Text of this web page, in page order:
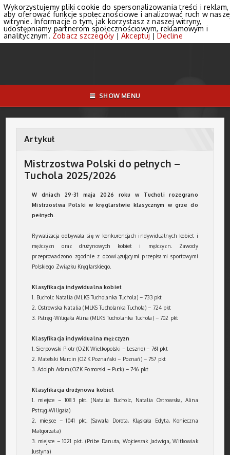
SHOW MENU
Artykuł
Mistrzostwa Polski do pełnych –
Tuchola 2025/2026
W dniach 29-31 maja 2026 roku w Tucholi rozegrano
Mistrzostwa Polski w kręglarstwie klasycznym w grze do
pełnych.
Rywalizacja odbywała się w konkurencjach indywidualnych kobiet i
mężczyzn oraz drużynowych kobiet i mężczyzn. Zawody
przeprowadzono zgodnie z obowiązującymi przepisami sportowymi
Polskiego Związku Kręglarskiego.
Klasyfikacja indywidualna kobiet
1. Bucholc Natalia (MLKS Tucholanka Tuchola) – 733 pkt
2. Ostrowska Natalia (MLKS Tucholanka Tuchola) – 724 pkt
3. Pstrąg-Wiligała Alina (MLKS Tucholanka Tuchola) – 702 pkt
Klasyfikacja indywidualna mężczyzn
1. Sierpowski Piotr (OZK Wielkopolski – Leszno) – 761 pkt
2. Matelski Marcin (OZK Poznański – Poznań) – 757 pkt
3. Adolph Adam (OZK Pomorski – Puck) – 746 pkt
Klasyfikacja drużynowa kobiet
1. miejsce – 1083 pkt. (Natalia Bucholc, Natalia Ostrowska, Alina
Pstrąg‑Wiligała)
2. miejsce – 1041 pkt. (Sawala Dorota, Kląskała Edyta, Konieczna
Małgorzata)
3. miejsce – 1021 pkt. (Pribe Danuta, Wojcieszak Jadwiga, Witkowiak
Justyna)
Wykorzystujemy pliki cookie do spersonalizowania treści i reklam,
aby oferować funkcje społecznościowe i analizować ruch w
witrynie. Informacje o tym, jak korzystasz z naszej witryny,
udostępniamy partnerom społecznościowym, reklamowym i
analitycznym. Zobacz szczegóły | Akceptuj |Decline